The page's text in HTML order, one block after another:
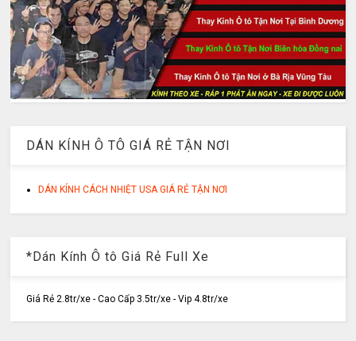
DÁN KÍNH Ô TÔ GIÁ RẺ TẬN NƠI
DÁN KÍNH CÁCH NHIỆT USA GIÁ RẺ TẬN NƠI
*Dán Kính Ô tô Giá Rẻ Full Xe
Giá Rẻ 2.8tr/xe - Cao Cấp 3.5tr/xe - Vip 4.8tr/xe